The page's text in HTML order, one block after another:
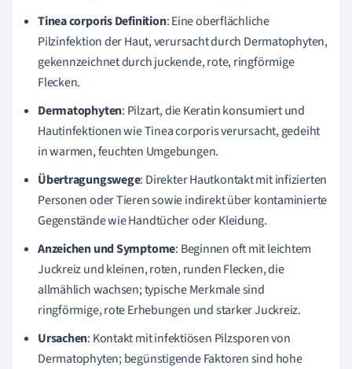
Tinea corporis Definition: Eine oberflächliche
Pilzinfektion der Haut, verursacht durch Dermatophyten,
gekennzeichnet durch juckende, rote, ringförmige
Flecken.
Dermatophyten: Pilzart, die Keratin konsumiert und
Hautinfektionen wie Tinea corporis verursacht, gedeiht
in warmen, feuchten Umgebungen.
Übertragungswege: Direkter Hautkontakt mit infizierten
Personen oder Tieren sowie indirekt über kontaminierte
Gegenstände wie Handtücher oder Kleidung.
Anzeichen und Symptome: Beginnen oft mit leichtem
Juckreiz und kleinen, roten, runden Flecken, die
allmählich wachsen; typische Merkmale sind
ringförmige, rote Erhebungen und starker Juckreiz.
Ursachen: Kontakt mit infektiösen Pilzsporen von
Dermatophyten; begünstigende Faktoren sind hohe